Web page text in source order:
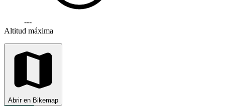
---
Altitud máxima
Abrir en Bikemap